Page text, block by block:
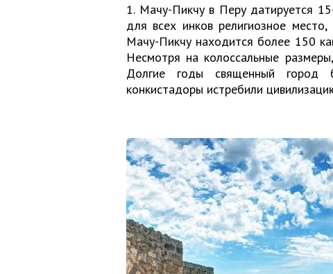
1. Мачу-Пикчу в Перу датируется
для всех инков религиозное
Мачу-Пикчу находится более 150
Несмотря на колоссальные
Долгие годы священный город
конкистадоры истребили